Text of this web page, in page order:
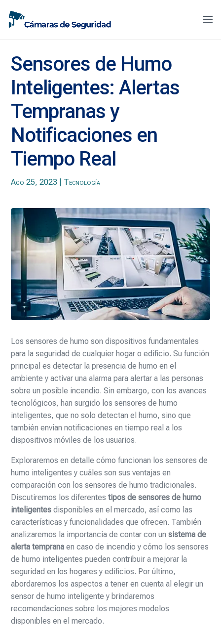
Sensores de Humo
Inteligentes: Alertas
Tempranas y
Notificaciones en
Tiempo Real
Ago 25, 2023 Tecnología
Los sensores de humo son dispositivos fundamentales
para la seguridad de cualquier hogar o edificio. Su función
principal es detectar la presencia de humo en el
ambiente y activar una alarma para alertar a las personas
sobre un posible incendio. Sin embargo, con los avances
tecnológicos, han surgido los sensores de humo
inteligentes, que no solo detectan el humo, sino que
también envían notificaciones en tiempo real a los
dispositivos móviles de los usuarios.
Exploraremos en detalle cómo funcionan los sensores de
humo inteligentes y cuáles son sus ventajas en
comparación con los sensores de humo tradicionales.
Discutiremos los diferentestipos de sensores de humo
inteligentes disponibles en el mercado, así como las
características y funcionalidades que ofrecen. También
analizaremos la importancia de contar con unsistema de
alerta temprana en caso de incendio y cómo los sensores
de humo inteligentes pueden contribuir a mejorar la
seguridad en los hogares y edificios. Por último,
abordaremos los aspectos a tener en cuenta al elegir un
sensor de humo inteligente y brindaremos
recomendaciones sobre los mejores modelos
disponibles en el mercado.